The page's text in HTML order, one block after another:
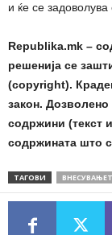
и ќе се
Republika.mk –
решенија се
(copyright).
закон.
содржини (текст
содржината што
ТАГОВИ